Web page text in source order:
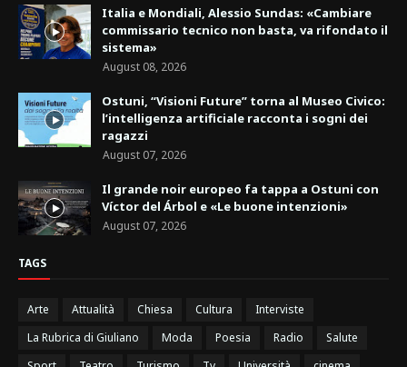
Italia e Mondiali, Alessio Sundas: «Cambiare
commissario tecnico non basta, va rifondato il
sistema»
August 08, 2026
Ostuni, “Visioni Future” torna al Museo Civico:
l’intelligenza artificiale racconta i sogni dei
ragazzi
August 07, 2026
Il grande noir europeo fa tappa a Ostuni con
Víctor del Árbol e «Le buone intenzioni»
August 07, 2026
TAGS
Arte Attualità Chiesa Cultura
Interviste
La Rubrica di Giuliano
Moda Poesia Radio
Salute